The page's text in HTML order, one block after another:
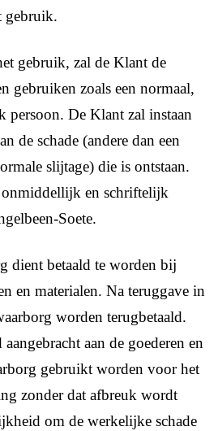
gebruik.
gebruik, zal de Klant de
gebruiken zoals een normaal,
persoon. De Klant zal instaan
de schade (andere dan een
slijtage) die is ontstaan.
onmiddellijk en schriftelijk
Soete.
dient betaald te worden bij
en materialen. Na teruggave in
worden terugbetaald.
aan de goederen en
gebruikt worden voor het
zonder dat afbreuk wordt
om de werkelijke schade